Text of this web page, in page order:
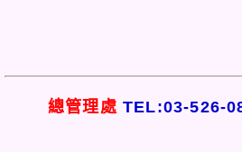
總管理處 TEL:03-526-